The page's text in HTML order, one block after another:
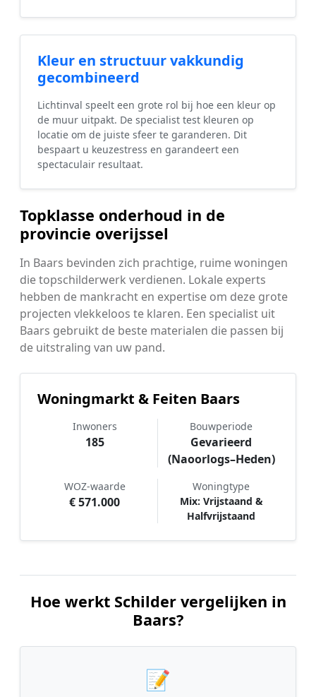
Kleur en structuur vakkundig
gecombineerd
Lichtinval speelt een grote rol bij hoe een kleur op
de muur uitpakt. De specialist test kleuren op
locatie om de juiste sfeer te garanderen. Dit
bespaart u keuzestress en garandeert een
spectaculair resultaat.
Topklasse onderhoud in de
provincie overijssel
In Baars bevinden zich prachtige, ruime woningen
die topschilderwerk verdienen. Lokale experts
hebben de mankracht en expertise om deze grote
projecten vlekkeloos te klaren. Een specialist uit
Baars gebruikt de beste materialen die passen bij
de uitstraling van uw pand.
Woningmarkt & Feiten Baars
Inwoners
185
Bouwperiode
Gevarieerd
(Naoorlogs–Heden)
WOZ-waarde
€ 571.000
Woningtype
Mix: Vrijstaand &
Halfvrijstaand
Hoe werkt Schilder vergelijken in
Baars?
📝